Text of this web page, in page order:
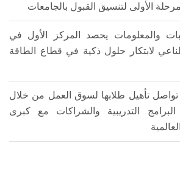
الأولى لتنسيق القبول بالجامعات
والمعلومات يحصد المركز الأول في
لابتكار حلول ذكية في قطاع الطاقة
تأهيل طلابها لسوق العمل من خلال
التدريبية والشراكات مع كبرى